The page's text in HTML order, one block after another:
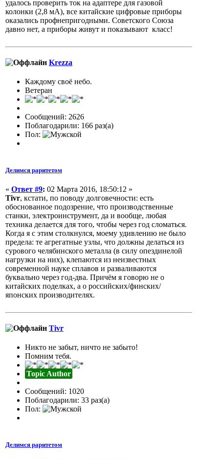
удалось проверить ток на адаптере для газовой
колонки (2,8 мА), все китайские цифровые приборы
оказались профнепригодными. Советского Союза
давно нет, а приборы живут и показывают класс!
Krezza
Каждому своё небо.
Ветеран
Сообщений: 2626
Поблагодарили: 166 раз(а)
Пол:
Делимся раритетом
« Ответ #9: 02 Марта 2016, 18:50:12 »
Tivr, кстати, по поводу долговечности: есть
обоснованное подозрение, что производственные
станки, электроинструмент, да и вообще, любая
техника делается для того, чтобы через год сломаться.
Когда я с этим столкнулся, моему удивлению не было
предела: те агрегатные узлы, что должны делаться из
сурового челябинского металла (в силу опездинелой
нагрузки на них), клепаются из неизвестных
современной науке сплавов и разваливаются
буквально через год-два. Причём я говорю не о
китайских поделках, а о российских/финских/
японских производителях.
Tivr
Никто не забыт, ничто не забыто!
Помним тебя.
Topic Author
Сообщений: 1020
Поблагодарили: 33 раз(а)
Пол:
Делимся раритетом